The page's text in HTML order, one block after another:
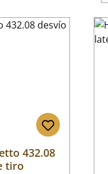
432.08
tiro